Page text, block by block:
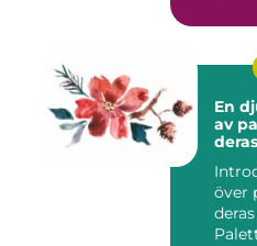
En
av
över